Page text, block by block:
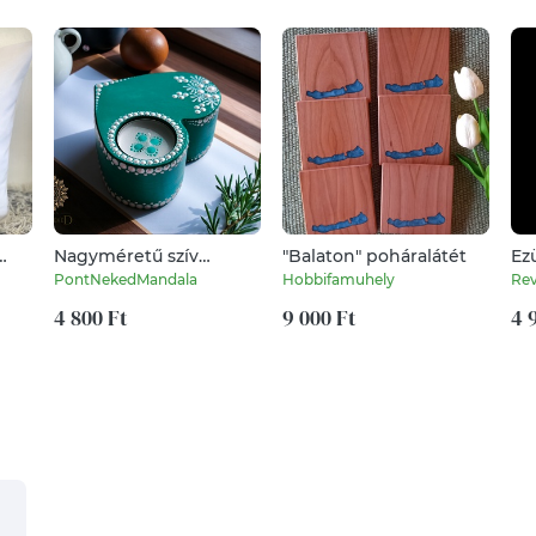
Nagyméretű szív
mécsestartó (vintage
PontNekedMandala
4 800 Ft
"Balaton" poháralátét
Hobbifamuhely
9 000 Ft 4